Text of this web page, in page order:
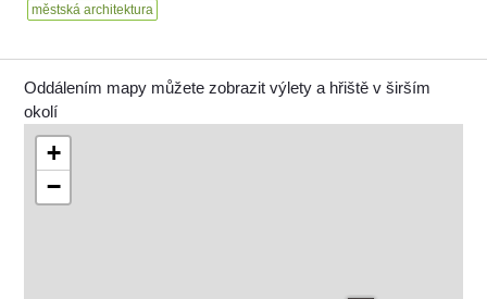
městská architektura
Oddálením mapy můžete zobrazit výlety a hřiště v širším
okolí
+
−